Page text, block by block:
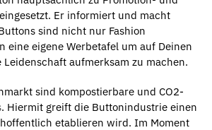
Er informiert und macht
sind nicht nur Fashion
eine eigene Werbetafel um auf Deinen
Leidenschaft aufmerksam zu machen.
sind kompostierbare und CO2-
. Hiermit greift die Buttonindustrie einen
etablieren wird. Im Moment